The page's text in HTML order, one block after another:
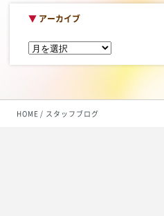
HOME スタッフブログ
▼アーカイブ